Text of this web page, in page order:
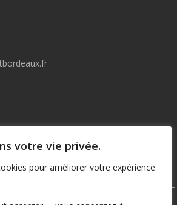
votre vie privée.
pour améliorer votre expérience
09:00 à 12:30